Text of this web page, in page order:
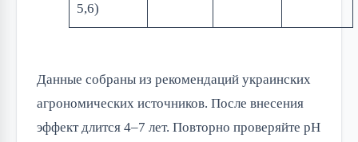
5,6)
Данные собраны из рекомендаций украинских
агрономических источников. После внесения
эффект длится 4–7 лет. Повторно проверяйте pH